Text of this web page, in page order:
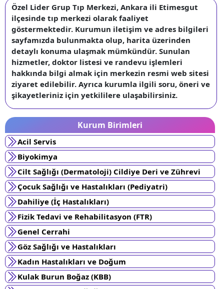
Kurum Birimleri
Acil Servis
Biyokimya
Cilt Sağlığı (Dermatoloji) Cildiye Deri ve Zührevi
Çocuk Sağlığı ve Hastalıkları (Pediyatri)
Dahiliye (İç Hastalıkları)
Fizik Tedavi ve Rehabilitasyon (FTR)
Genel Cerrahi
Göz Sağlığı ve Hastalıkları
Kadın Hastalıkları ve Doğum
Kulak Burun Boğaz (KBB)
Özel Lider Grup Tıp Merkezi, Ankara ili Etimesgut
ilçesinde tıp merkezi olarak faaliyet
göstermektedir. Kurumun iletişim ve adres bilgileri
sayfamızda bulunmakta olup, harita üzerinden
detaylı konuma ulaşmak mümkündür. Sunulan
hizmetler, doktor listesi ve randevu işlemleri
hakkında bilgi almak için merkezin resmi web sitesi
ziyaret edilebilir. Ayrıca kurumla ilgili soru, öneri ve
şikayetleriniz için yetkililere ulaşabilirsiniz.